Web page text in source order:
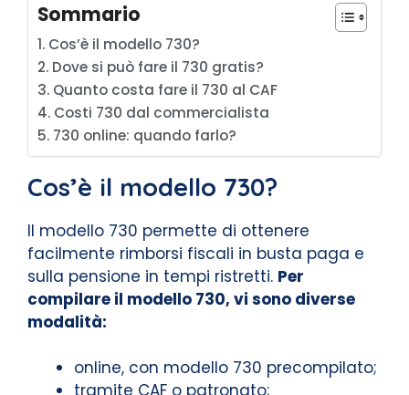
Sommario
Cos’è il modello 730?
Dove si può fare il 730 gratis?
Quanto costa fare il 730 al CAF
Costi 730 dal commercialista
730 online: quando farlo?
Cos’è il modello 730?
Il modello 730 permette di ottenere
facilmente rimborsi fiscali in busta paga e
sulla pensione in tempi ristretti. Per
compilare il modello 730, vi sono diverse
modalità:
online, con modello 730 precompilato;
tramite CAF o patronato;